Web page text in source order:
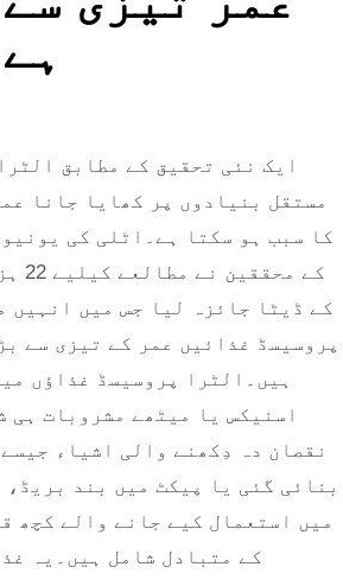
ایک نئی تحقیق کے مطابق
مستقل بنیادوں پر کھایا جانا
کا سبب ہو سکتا ہے۔اٹلی کی
کے
کے ڈیٹا جائزہ لیا جس میں انہیں
غذائیں عمر کے تیزی سے
ہیں۔الٹرا پروسیسڈ غذاؤں
اسنیکس یا میٹھے مشروبات ہی
نقصان دہ دِکھنے والی اشیاء
گئی یا پیکٹ میں بند بریڈ،
میں استعمال کیے جانے والے کچھ
کے متبادل شامل ہیں۔یہ